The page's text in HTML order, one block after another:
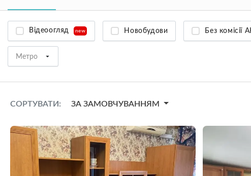
Відеоогляд new Новобудови Без комісії
Метро
СОРТУВАТИ: ЗА ЗАМОВЧУВАННЯМ